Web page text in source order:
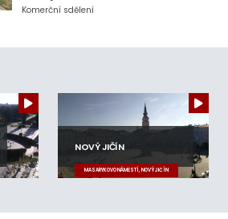
Komerční sdělení
NOVÝ JIČÍN
MASARYKOVO NÁMĚSTÍ, NOVÝ JIČÍN